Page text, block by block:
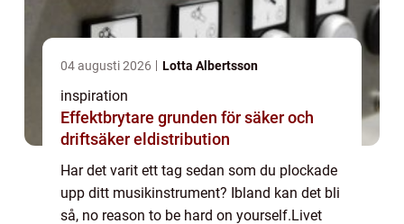
04 augusti 2026 Lotta Albertsson
inspiration
Effektbrytare grunden för säker och
driftsäker eldistribution
Har det varit ett tag sedan som du plockade
upp ditt musikinstrument? Ibland kan det bli
så, no reason to be hard on yourself.Livet